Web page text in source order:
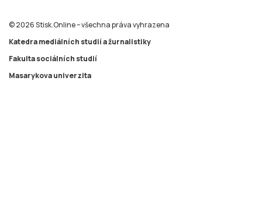
© 2026 Stisk.Online – všechna práva vyhrazena
Katedra mediálních studií a žurnalistiky
Fakulta sociálních studií
Masarykova univerzita